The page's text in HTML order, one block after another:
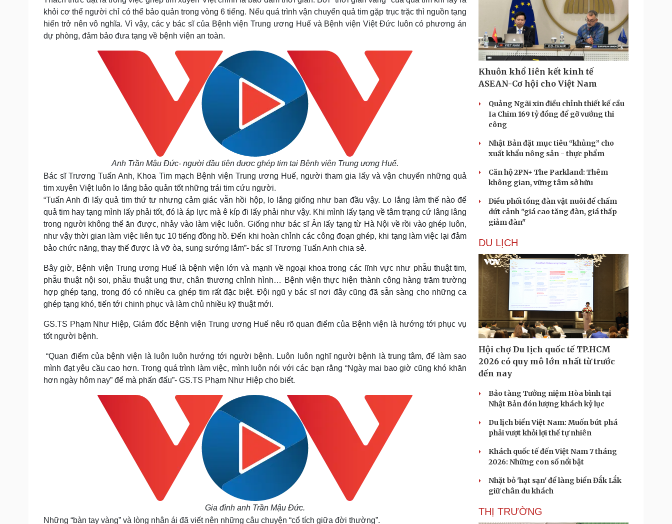
khỏi cơ thể người chỉ có thể bảo quản trong vòng 6 tiếng. Nếu quá trình vận chuyển quả tim gặp trục trặc thì nguồn tạng
hiến trở nên vô nghĩa. Vì vậy, các y bác sĩ của Bệnh viện Trung ương Huế và Bệnh viện Việt Đức luôn có phương án
dự phòng, đảm bảo đưa tạng về bệnh viện an toàn.
Anh Trần Mậu Đức- người đầu tiên được ghép tim tại Bệnh viện Trung ương Huế.
Bác sĩ Trương Tuấn Anh, Khoa Tim mạch Bệnh viện Trung ương Huế, người tham gia lấy và vận chuyển những quả
tim xuyên Việt luôn lo lắng bảo quản tốt những trái tim cứu người.
“Tuấn Anh đi lấy quả tim thứ tư nhưng cảm giác vẫn hồi hộp, lo lắng giống như ban đầu vậy. Lo lắng làm thế nào để
quả tim hay tạng mình lấy phải tốt, đó là áp lực mà ê kíp đi lấy phải như vậy. Khi mình lấy tạng về tâm trạng cứ lâng lâng
trong người không thể ăn được, nhảy vào làm việc luôn. Giống như bác sĩ Ân lấy tạng từ Hà Nội về rồi vào ghép luôn,
như vậy thời gian làm việc liên tục 10 tiếng đồng hồ. Đến khi hoàn chỉnh các công đoạn ghép, khi tạng làm việc lại đảm
bảo chức năng, thay thế được là vỡ òa, sung sướng lắm”- bác sĩ Trương Tuấn Anh chia sẻ.
Bây giờ, Bệnh viện Trung ương Huế là bệnh viện lớn và mạnh về ngoại khoa trong các lĩnh vực như phẫu thuật tim,
phẫu thuật nội soi, phẫu thuật ung thư, chân thương chỉnh hình… Bệnh viện thực hiện thành công hàng trăm trường
hợp ghép tạng, trong đó có nhiều ca ghép tim rất đặc biệt. Đội ngũ y bác sĩ nơi đây cũng đã sẵn sàng cho những ca
ghép tạng khó, tiến tới chinh phục và làm chủ nhiều kỹ thuật mới.
GS.TS Phạm Như Hiệp, Giám đốc Bệnh viện Trung ương Huế nêu rõ quan điểm của Bệnh viện là hướng tới phục vụ
tốt người bệnh.
“Quan điểm của bệnh viện là luôn luôn hướng tới người bệnh. Luôn luôn nghĩ người bệnh là trung tâm, để làm sao
mình đạt yêu cầu cao hơn. Trong quá trình làm việc, mình luôn nói với các bạn rằng “Ngày mai bao giờ cũng khó khăn
hơn ngày hôm nay” để mà phấn đấu”- GS.TS Phạm Như Hiệp cho biết.
Gia đình anh Trần Mậu Đức.
Những “bàn tay vàng” và lòng nhân ái đã viết nên những câu chuyện “cổ tích giữa đời thường”.
Khuôn khổ liên kết kinh tế
ASEAN-Cơ hội cho Việt Nam
Quảng Ngãi xin điều chỉnh thiết kế cầu
Ia Chim 169 tỷ đồng để gỡ vướng thi
công
Nhật Bản đặt mục tiêu “khủng” cho
xuất khẩu nông sản - thực phẩm
Căn hộ 2PN+ The Parkland: Thêm
không gian, vững tâm sở hữu
Điều phối tổng đàn vật nuôi để chấm
dứt cảnh "giá cao tăng đàn, giá thấp
giảm đàn"
DU LỊCH
Hội chợ Du lịch quốc tế TP.HCM
2026 có quy mô lớn nhất từ trước
đến nay
Bảo tàng Tưởng niệm Hòa bình tại
Nhật Bản đón lượng khách kỷ lục
Du lịch biển Việt Nam: Muốn bứt phá
phải vượt khỏi lợi thế tự nhiên
Khách quốc tế đến Việt Nam 7 tháng
2026: Những con số nổi bật
Nhặt bỏ 'hạt sạn' để làng biển Đắk Lắk
giữ chân du khách
THỊ TRƯỜNG